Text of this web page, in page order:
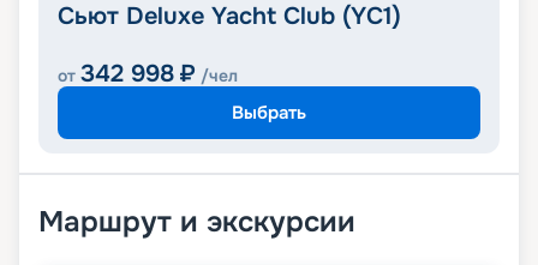
Сьют Deluxe Yacht Club (YC1)
от 342 998 ₽ /чел
Выбрать
Маршрут и экскурсии